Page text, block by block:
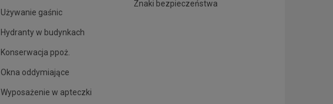
Używanie gaśnic
Hydranty w budynkach
Konserwacja ppoż.
Okna oddymiające
Wyposażenie w apteczki
Znaki bezpieczeństwa